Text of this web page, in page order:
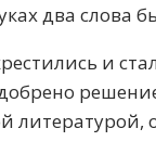
два слова
и